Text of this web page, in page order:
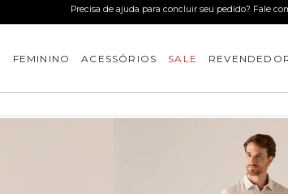
Precisa de ajuda para concluir seu pedido? Fale
FEMININO ACESSÓRIOS SALE